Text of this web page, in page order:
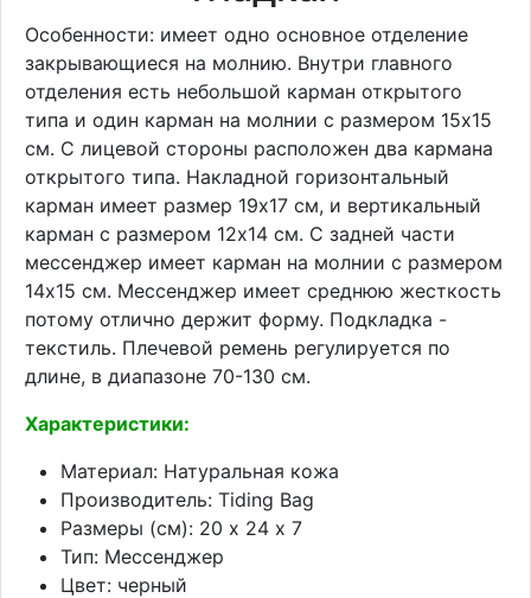
Особенности: имеет одно основное отделение
закрывающиеся на молнию. Внутри главного
отделения есть небольшой карман открытого
типа и один карман на молнии с размером 15х15
см. С лицевой стороны расположен два кармана
открытого типа. Накладной горизонтальный
карман имеет размер 19х17 см, и вертикальный
карман с размером 12х14 см. С задней части
мессенджер имеет карман на молнии с размером
14х15 см. Мессенджер имеет среднюю жесткость
потому отлично держит форму. Подкладка -
текстиль. Плечевой ремень регулируется по
длине, в диапазоне 70-130 см.
Характеристики:
Материал: Натуральная кожа
Производитель: Tiding Bag
Размеры (см): 20 х 24 х 7
Тип: Мессенджер
Цвет: черный